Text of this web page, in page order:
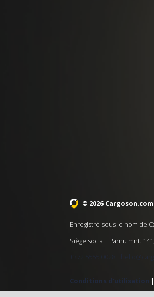
© 2026 Cargoson.com
Enregistré sous le nom de
Siège social : Pärnu mnt.
+372 5555 0028
·
Conditions d'utilisation |